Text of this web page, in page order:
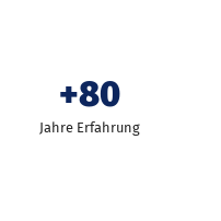
+80
Jahre Erfahrung